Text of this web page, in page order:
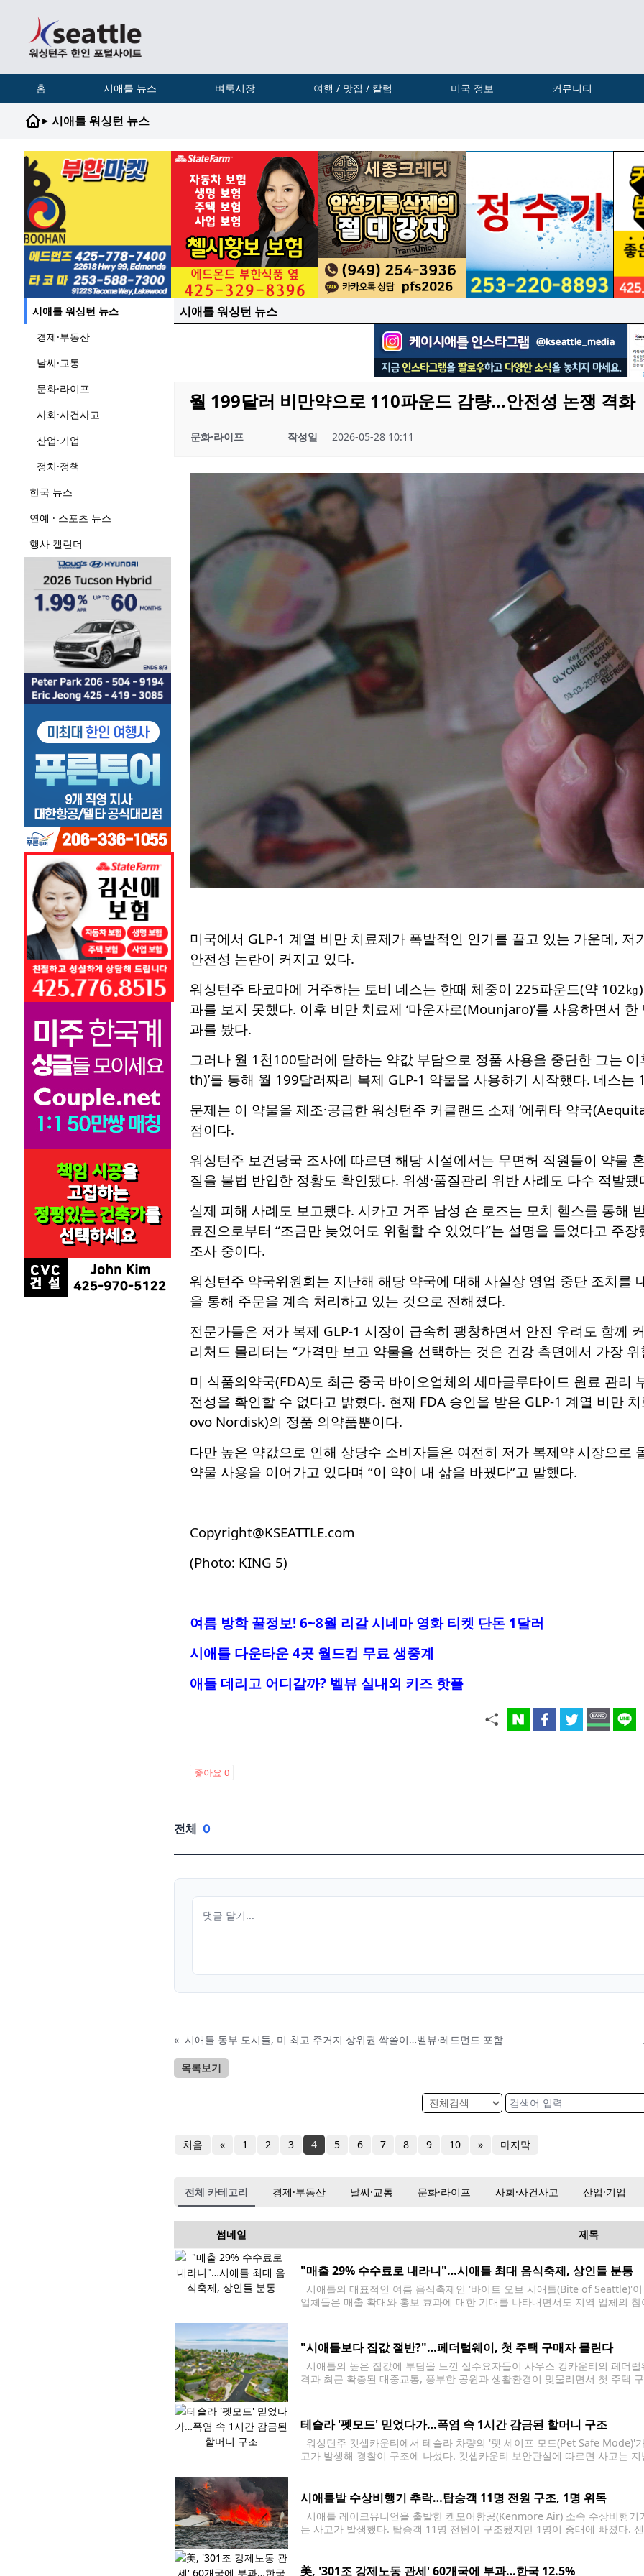
홈 시애틀 뉴스 벼룩시장 여행 / 맛집 / 칼럼 미국 정보 커뮤니티
▸ 시애틀 워싱턴 뉴스
시애틀 워싱턴 뉴스
경제·부동산
날씨·교통
문화·라이프
사회·사건사고
산업·기업
정치·정책
한국 뉴스
연예 · 스포츠 뉴스
행사 캘린더
시애틀 워싱턴 뉴스
월 199달러 비만약으로 110파운드 감량…안전성 논쟁 격화
문화·라이프 작성일 2026-05-28 10:11
미국에서 GLP-1 계열 비만 치료제가 폭발적인 인기를 끌고 있는 가운데,
안전성 논란이 커지고 있다.
워싱턴주 타코마에 거주하는 토비 네스는 한때 체중이 225파운드(약 102
과를 보지 못했다. 이후 비만 치료제 ‘마운자로(Mounjaro)’를 사용하면서
과를 봤다.
그러나 월 1천100달러에 달하는 약값 부담으로 정품 사용을 중단한 그는
th)’를 통해 월 199달러짜리 복제 GLP-1 약물을 사용하기 시작했다. 네스
문제는 이 약물을 제조·공급한 워싱턴주 커클랜드 소재 ‘에퀴타 약국
점이다.
워싱턴주 보건당국 조사에 따르면 해당 시설에서는 무면허 직원들이 약물
질을 불법 반입한 정황도 확인됐다. 위생·품질관리 위반 사례도 다수 적발됐
실제 피해 사례도 보고됐다. 시카고 거주 남성 숀 로즈는 모치 헬스를 통해
료진으로부터 “조금만 늦었어도 위험할 수 있었다”는 설명을 들었다고 주
조사 중이다.
워싱턴주 약국위원회는 지난해 해당 약국에 대해 사실상 영업 중단 조치를
을 통해 주문을 계속 처리하고 있는 것으로 전해졌다.
전문가들은 저가 복제 GLP-1 시장이 급속히 팽창하면서 안전 우려도 함께
리처드 몰리터는 “가격만 보고 약물을 선택하는 것은 건강 측면에서 가장
미 식품의약국(FDA)도 최근 중국 바이오업체의 세마글루타이드 원료 관리
전성을 확인할 수 없다고 밝혔다. 현재 FDA 승인을 받은 GLP-1 계열 비만
ovo Nordisk)의 정품 의약품뿐이다.
다만 높은 약값으로 인해 상당수 소비자들은 여전히 저가 복제약 시장으로
약물 사용을 이어가고 있다며 “이 약이 내 삶을 바꿨다”고 말했다.
Copyright@KSEATTLE.com
(Photo: KING 5)
여름 방학 꿀정보! 6~8월 리갈 시네마 영화 티켓 단돈 1달러
시애틀 다운타운 4곳 월드컵 무료 생중계
애들 데리고 어디갈까? 벨뷰 실내외 키즈 핫플
좋아요 0
전체 0
« 시애틀 동부 도시들, 미 최고 주거지 상위권 싹쓸이…벨뷰·레드먼드 포함
목록보기
처음 « 1 2 3 4 5 6 7 8 9 10 » 마지막
전체 카테고리 경제·부동산 날씨·교통 문화·라이프 사회·사건사고 산업·기업
썸네일 제목
"매출 29% 수수료로 내라니"…시애틀 최대 음식축제, 상인들 분통
시애틀의 대표적인 여름 음식축제인 '바이트 오브 시애틀(Bite of Seattle)'
업체들은 매출 확대와 홍보 효과에 대한 기대를 나타내면서도 지역 업체의
"시애틀보다 집값 절반?"…페더럴웨이, 첫 주택 구매자 몰린다
시애틀의 높은 집값에 부담을 느낀 실수요자들이 사우스 킹카운티의 페더
격과 최근 확충된 대중교통, 풍부한 공원과 생활환경이 맞물리면서 첫 주택
테슬라 '펫모드' 믿었다가…폭염 속 1시간 감금된 할머니 구조
워싱턴주 킷샙카운티에서 테슬라 차량의 '펫 세이프 모드(Pet Safe Mode)'
고가 발생해 경찰이 구조에 나섰다. 킷샙카운티 보안관실에 따르면 사고는
시애틀발 수상비행기 추락…탑승객 11명 전원 구조, 1명 위독
시애틀 레이크유니언을 출발한 켄모어항공(Kenmore Air) 소속 수상비행
는 사고가 발생했다. 탑승객 11명 전원이 구조됐지만 1명이 중태에 빠졌다.
美, '301조 강제노동 관세' 60개국에 부과…한국 12.5%